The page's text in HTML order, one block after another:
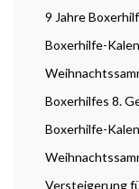
9 Jahre
Boxerhilfe-
Boxerhilfes 8.
Boxerhilfe-
Versteigerung